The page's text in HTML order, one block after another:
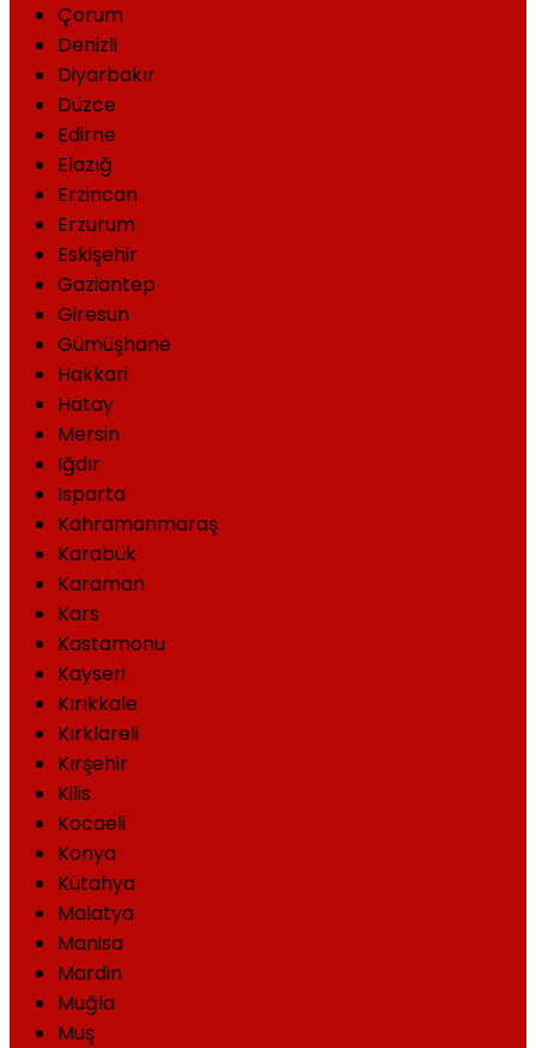
Çorum
Denizli
Diyarbakır
Düzce
Edirne
Elazığ
Erzincan
Erzurum
Eskişehir
Gaziantep
Giresun
Gümüşhane
Hakkari
Hatay
Mersin
Iğdır
Isparta
Kahramanmaraş
Karabük
Karaman
Kars
Kastamonu
Kayseri
Kırıkkale
Kırklareli
Kırşehir
Kilis
Kocaeli
Konya
Kütahya
Malatya
Manisa
Mardin
Muğla
Muş